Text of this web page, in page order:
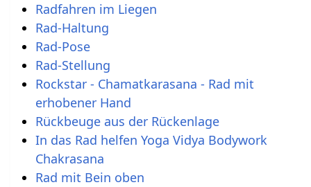
Radfahren im Liegen
Rad-Haltung
Rad-Pose
Rad-Stellung
Rockstar - Chamatkarasana - Rad mit
erhobener Hand
Rückbeuge aus der Rückenlage
In das Rad helfen Yoga Vidya Bodywork
Chakrasana
Rad mit Bein oben